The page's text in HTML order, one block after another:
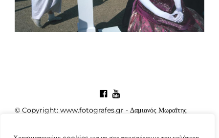
© Copyright: www.fotografes.gr - Δαμιανός Μωραΐτης